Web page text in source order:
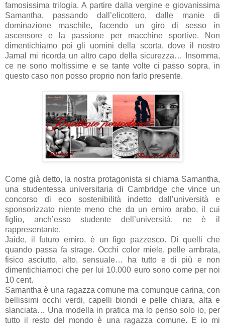
famosissima trilogia. A partire dalla vergine e giovanissima
Samantha, passando dall’elicottero, dalle manie di
dominazione maschile, facendo un giro di sesso in
ascensore e la passione per macchine sportive. Non
dimentichiamo poi gli uomini della scorta, dove il nostro
Jamal mi ricorda un altro capo della sicurezza… Insomma,
ce ne sono moltissime e se tante volte ci passo sopra, in
questo caso non posso proprio non farlo presente.
Come già detto, la nostra protagonista si chiama Samantha,
una studentessa universitaria di Cambridge che vince un
concorso di eco sostenibilità indetto dall’università e
sponsorizzato niente meno che da un emiro arabo, il cui
figlio, anch’esso studente dell’università, ne è il
rappresentante.
Jaide, il futuro emiro, è un figo pazzesco. Di quelli che
quando passa fa strage. Occhi color miele, pelle ambrata,
fisico asciutto, alto, sensuale… ha tutto e di più e non
dimentichiamoci che per lui 10.000 euro sono come per noi
10 cent.
Samantha è una ragazza comune ma comunque carina, con
bellissimi occhi verdi, capelli biondi e pelle chiara, alta e
slanciata… Una modella in pratica ma lo penso solo io, per
tutto il resto del mondo è una ragazza comune. E io mi